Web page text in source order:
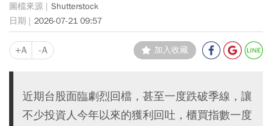
Shutterstock
2026-07-21 09:57
+A -A 加入收藏
近期台股面臨劇烈回檔，甚至一度跌破季線，讓
不少投資人今年以來的獲利回吐，櫃買指數一度